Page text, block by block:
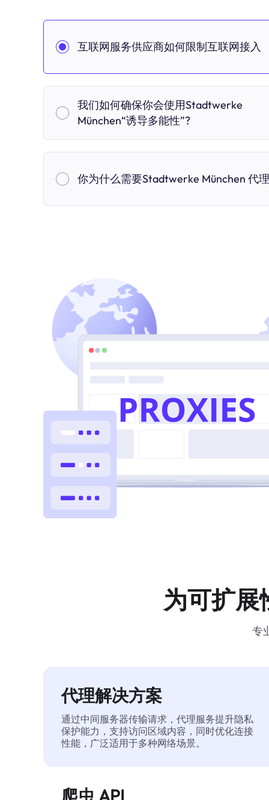
互联网服务供应商如何限制互联网接入
我们如何确保你会使用Stadtwerke
München“诱导多能性”?
你为什么需要Stadtwerke München 代理
为可扩展
专
代理解决方案
通过中间服务器传输请求，代理服务提升隐私
保护能力，支持访问区域内容，同时优化连接
性能，广泛适用于多种网络场景。
爬虫 API